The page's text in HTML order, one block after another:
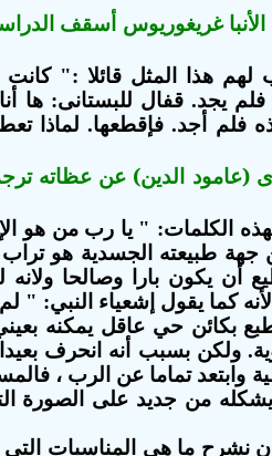
غريغوريوس أسقف
هذا المثل قائلا :"
يجد. قفال للبستانى: ها أنا
فلم أجد. فإقطعها. لماذا
(عامود الدين) عن عظاته
الكلمات: " يا رب من هو
٨:٤). لأن الإنسان من جهة طبيعته
أن يكون بارا وصالحا
كما يقول إشعياء النبي: "
مسكونة بالطبع بكائن حي عاقل
ولكن بسبب أنه انحرف
وابتعد تماما عن الرب ،
من جديد على الصورة
ان نشرح ما هي المناسبات التي